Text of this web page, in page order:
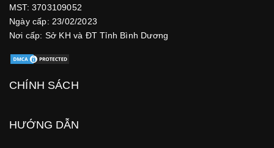
MST: 3703109052
Ngày cấp: 23/02/2023
Nơi cấp: Sở KH và ĐT Tỉnh Bình Dương
CHÍNH SÁCH
HƯỚNG DẪN